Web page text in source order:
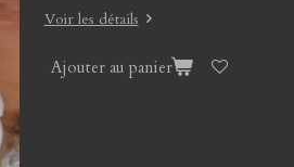
Voir les détails
Ajouter au panier